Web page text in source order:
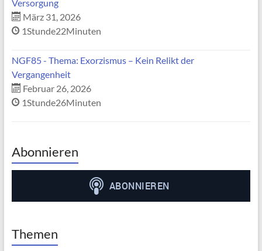
Versorgung
März 31, 2026
1Stunde22Minuten
NGF85 - Thema: Exorzismus – Kein Relikt der
Vergangenheit
Februar 26, 2026
1Stunde26Minuten
Abonnieren
Themen